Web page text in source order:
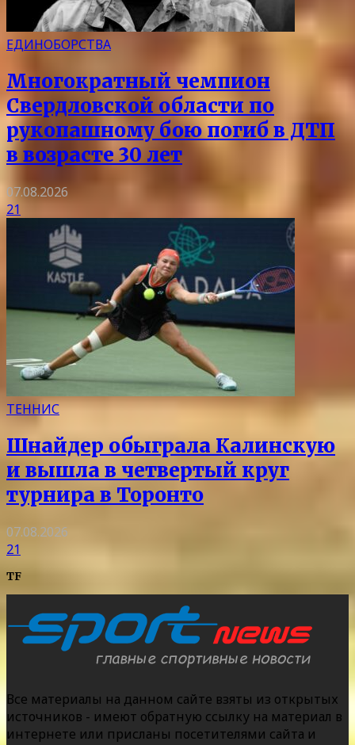
ЕДИНОБОРСТВА
Многократный чемпион
Свердловской области по
рукопашному бою погиб в ДТП
в возрасте 30 лет
07.08.2026
21
ТЕННИС
Шнайдер обыграла Калинскую
и вышла в четвертый круг
турнира в Торонто
07.08.2026
21
TF
Все материалы на данном сайте взяты из открытых
источников - имеют обратную ссылку на материал в
интернете или присланы посетителями сайта и